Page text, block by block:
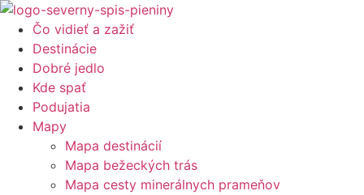
Preskočiť
obsah
Čo vidieť a zažiť
Destinácie
Dobré jedlo
Kde spať
Podujatia
Mapy
Mapa destinácií
Mapa bežeckých trás
Mapa cesty minerálnych prameňov